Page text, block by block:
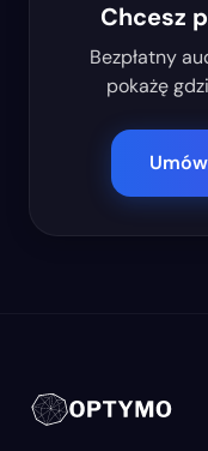
Chcesz
Bezpłatny
pokażę